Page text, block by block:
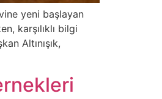
yeni başlayan
karşılıklı bilgi
Altınışık,